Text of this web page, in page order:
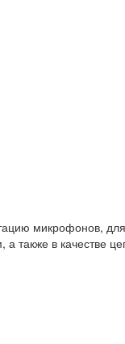
микрофонов,
также в качестве